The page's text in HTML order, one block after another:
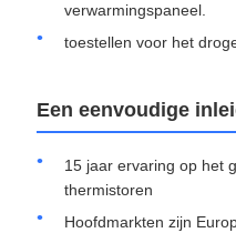
verwarmingspaneel.
toestellen voor het
Een eenvoudige
15 jaar ervaring op het
thermistoren
Hoofdmarkten zijn